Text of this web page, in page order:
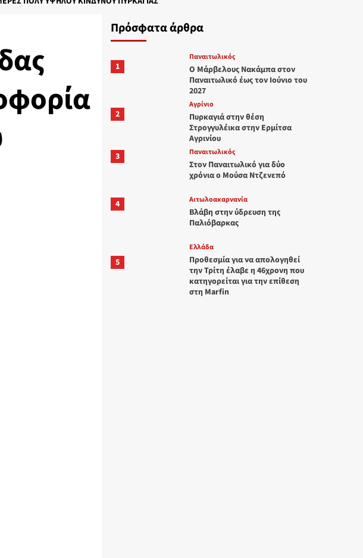
Πρόσφατα άρθρα
1
Παναιτωλικός
Ο Μάρβελους Nακάμπα στον
Παναιτωλικό έως τον Ιούνιο του
2027
2
Aγρίνιο
Πυρκαγιά στην θέση
Στρογγυλέικα στην Ερμίτσα
Αγρινίου
3
Παναιτωλικός
Στον Παναιτωλικό για δύο
χρόνια ο Μούσα Ντζενεπό
4 Αιτωλοακαρνανία
Βλάβη στην ύδρευση της
Παλιόβαρκας
5
Ελλάδα
Προθεσμία για να απολογηθεί
την Τρίτη έλαβε η 46χρονη που
κατηγορείται για την επίθεση
στη Marfin